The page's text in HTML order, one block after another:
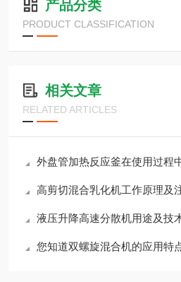
产品分类
PRODUCT CLASSIFICATION
相关文章
RELATED ARTICLES
外盘管加热反应釜在使用过程
高剪切混合乳化机工作原理及
液压升降高速分散机用途及技
您知道双螺旋混合机的应用特